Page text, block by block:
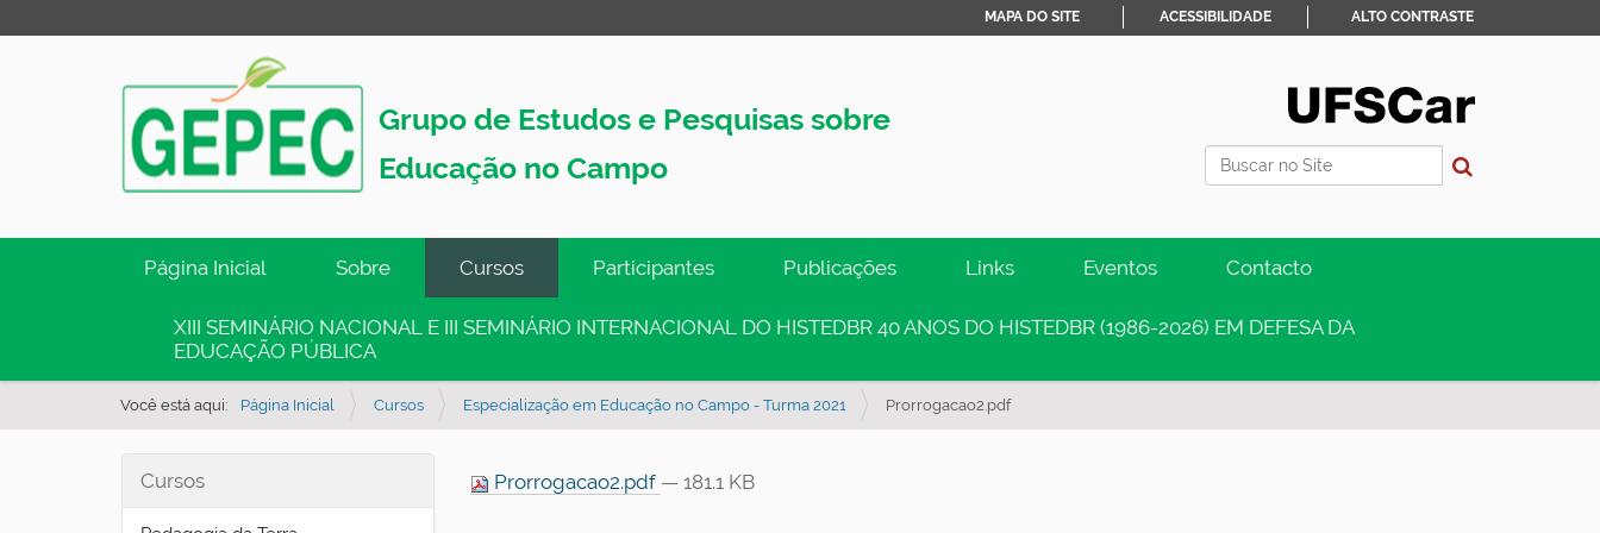
Grupo de Estudos e Pesquisas sobre
Educação no Campo
Busca
MAPA DO SITE ACESSIBILIDADE ALTO CONTRASTE
g
Página Inicial Sobre Cursos Participantes Publicações Links Eventos Contacto
XIII SEMINÁRIO NACIONAL E III SEMINÁRIO INTERNACIONAL DO HISTEDBR 40 ANOS DO HISTEDBR (1986-2026) EM DEFESA DA
EDUCAÇÃO PÚBLICA
Você está aqui: Página Inicial Cursos Especialização em Educação no Campo - Turma 2021 Prorrogacao2.pdf
Cursos Prorrogacao2.pdf — 181.1 KB